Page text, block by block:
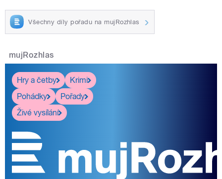
Všechny díly pořadu na mujRozhlas
mujRozhlas
Hry a četby
Krimi
Pohádky
Pořady
Živé vysílání